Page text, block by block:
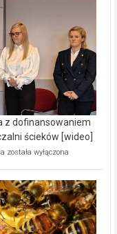
z dofinansowaniem
ścieków [wideo]
Ekologiczne
Wręczyca
Wielka
z
dofinansowaniem
ponad
została wyłączona